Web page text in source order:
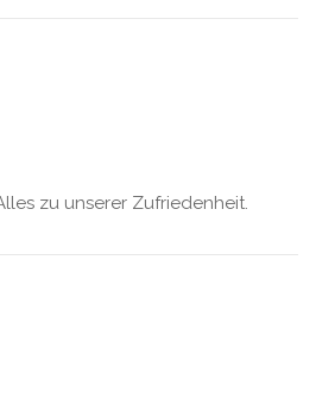
zu unserer Zufriedenheit.